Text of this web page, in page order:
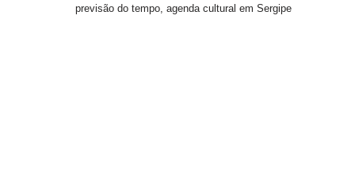
previsão do tempo, agenda cultural em Sergipe